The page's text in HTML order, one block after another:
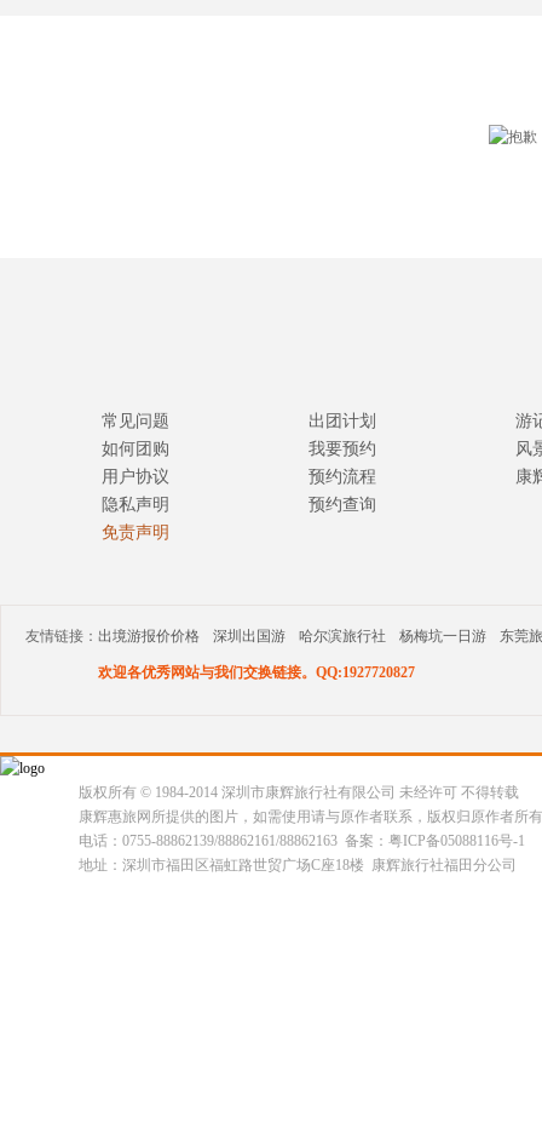
常见问题
如何团购
用户协议
隐私声明
免责声明
出团计划
我要预约
预约流程
预约查询
游
风
康
友情链接： 出境游报价价格 深圳出国游 哈尔滨旅行社 杨梅坑一日游 东莞
欢迎各优秀网站与我们交换链接。QQ:1927720827
版权所有 © 1984-2014 深圳市康辉旅行社有限公司 未经许可 不得转载
康辉惠旅网所提供的图片，如需使用请与原作者联系，版权归原作者所
电话：0755-88862139/88862161/88862163 备案：粤ICP备05088116号-1
地址：深圳市福田区福虹路世贸广场C座18楼 康辉旅行社福田分公司